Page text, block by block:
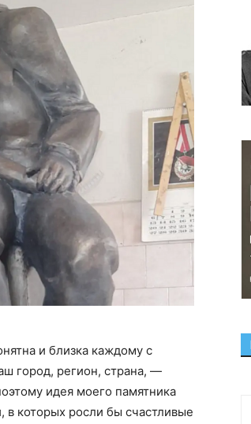
и близка каждому с
город, регион, страна, —
идея моего памятника
в которых росли бы счастливые